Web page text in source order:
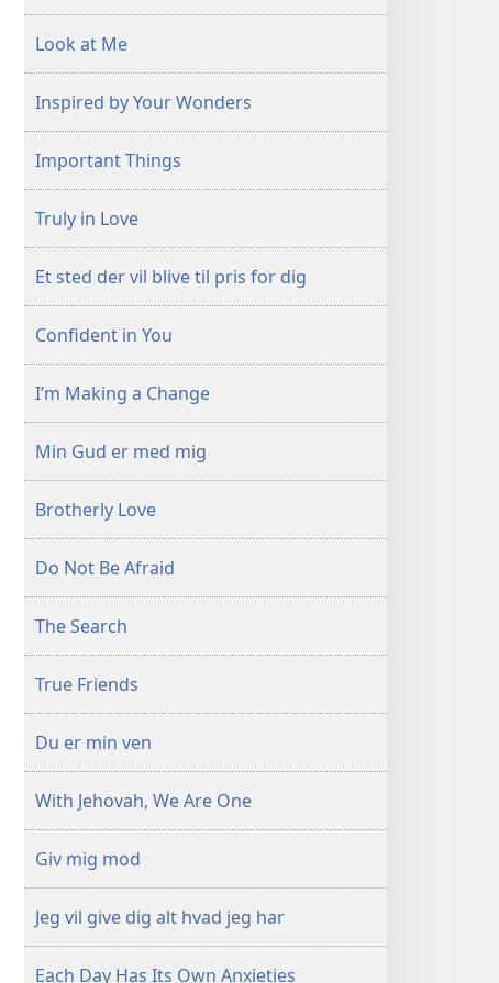
Look at Me
Inspired by Your Wonders
Important Things
Truly in Love
Et sted der vil blive til pris for dig
Confident in You
I’m Making a Change
Min Gud er med mig
Brotherly Love
Do Not Be Afraid
The Search
True Friends
Du er min ven
With Jehovah, We Are One
Giv mig mod
Jeg vil give dig alt hvad jeg har
Each Day Has Its Own Anxieties